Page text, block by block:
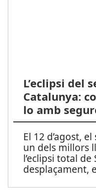
L’eclipsi del
Catalunya:
lo amb
El 12 d’agost,
un dels millors
l’eclipsi total
desplaçament,